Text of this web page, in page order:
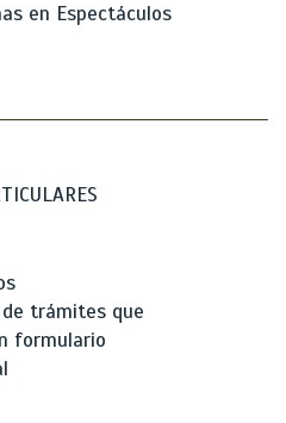
en Espectáculos
trámites que
formulario